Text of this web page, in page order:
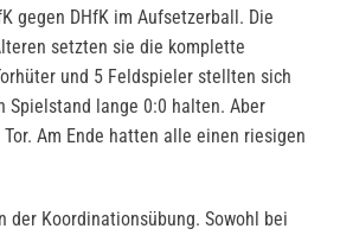
gegen DHfK im Aufsetzerball. Die
setzten sie die komplette
und 5 Feldspieler stellten sich
Spielstand lange 0:0 halten. Aber
Am Ende hatten alle einen riesigen
Koordinationsübung. Sowohl bei